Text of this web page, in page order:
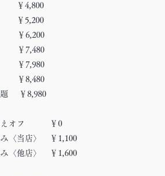
￥4,800
￥5,200
￥6,200
￥7,480
￥7,980
￥8,480
￥8,980
えオフ ￥0
み〈当店〉 ￥1,100
み〈他店〉 ￥1,600